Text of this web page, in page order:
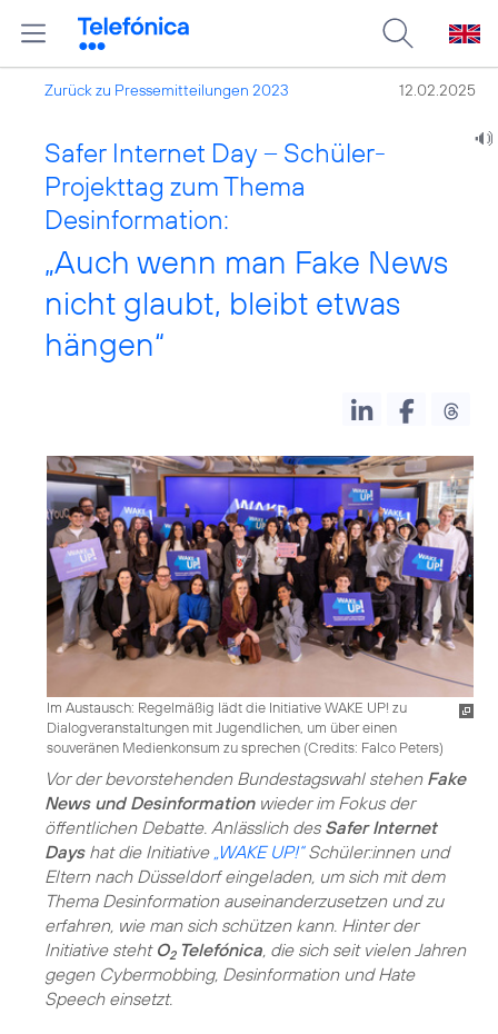
Zurück zu Pressemitteilungen 2023 12.02.2025
Safer Internet Day – Schüler-
Projekttag zum Thema
Desinformation:
„Auch wenn man Fake News
nicht glaubt, bleibt etwas
hängen“
Im Austausch: Regelmäßig lädt die Initiative WAKE UP! zu
Dialogveranstaltungen mit Jugendlichen, um über einen
souveränen Medienkonsum zu sprechen (Credits: Falco Peters)
Vor der bevorstehenden Bundestagswahl stehen Fake
News und Desinformationwieder im Fokus der
öffentlichen Debatte. Anlässlich des Safer Internet
Dayshat die Initiative „WAKE UP!“Schüler:innen und
Eltern nach Düsseldorf eingeladen, um sich mit dem
Thema Desinformation auseinanderzusetzen und zu
erfahren, wie man sich schützen kann. Hinter der
Initiative steht O2Telefónica , die sich seit vielen Jahren
gegen Cybermobbing, Desinformation und Hate
Speech einsetzt.